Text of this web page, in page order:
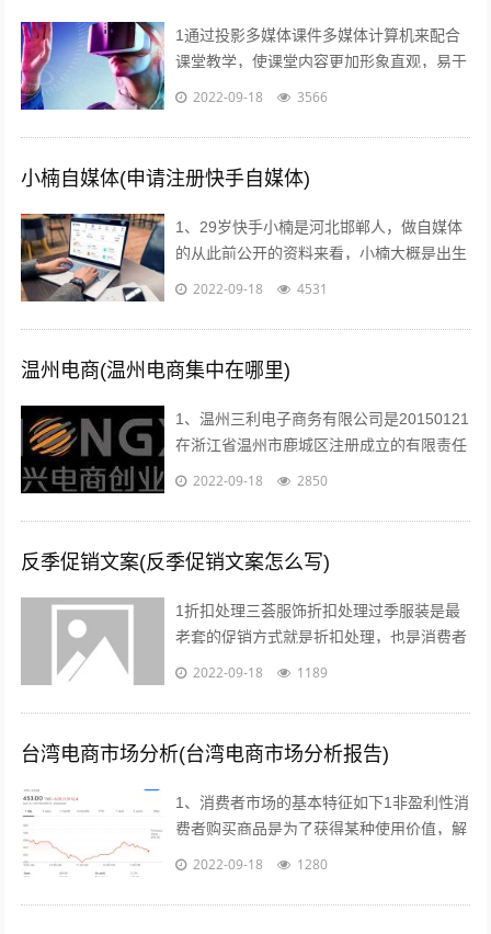
1通过投影多媒体课件多媒体计算机来配合
课堂教学，使课堂内容更加形象直观，易于
师生情感交流，及时反馈和引导，从而有效
2022-09-18 3566
小楠自媒体(申请注册快手自媒体)
1、29岁快手小楠是河北邯郸人，做自媒体
的从此前公开的资料来看，小楠大概是出生
于1993年的美女，如今29岁上下。...
2022-09-18 4531
温州电商(温州电商集中在哪里)
1、温州三利电子商务有限公司是20150121
在浙江省温州市鹿城区注册成立的有限责任
公司自然人投资或控股，注册地址位于温州
2022-09-18 2850
反季促销文案(反季促销文案怎么写)
1折扣处理三荟服饰折扣处理过季服装是最
老套的促销方式就是折扣处理，也是消费者
最愿意接受的方式也有很多消费者比较乐意
2022-09-18 1189
台湾电商市场分析(台湾电商市场分析报告)
1、消费者市场的基本特征如下1非盈利性消
费者购买商品是为了获得某种使用价值，解
决自身的生活消费需求，而不是为了盈利去
2022-09-18 1280